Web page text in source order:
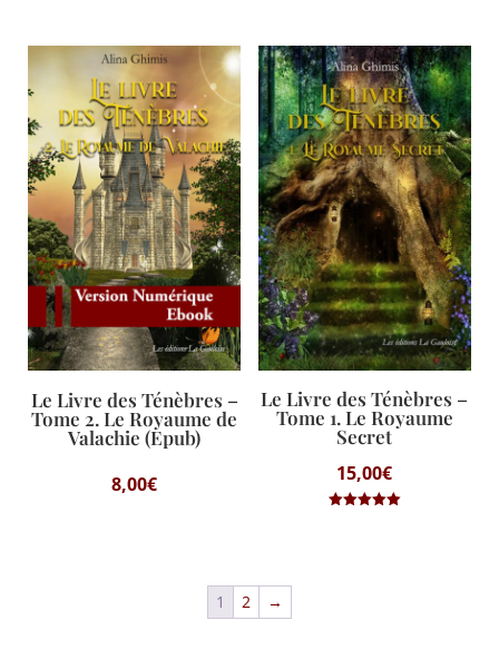
Le Livre des Ténèbres –
Tome 2. Le Royaume de
Valachie (Epub)
8,00€
Le Livre des Ténèbres –
Tome 1. Le Royaume
Secret
15,00€
1 2 →